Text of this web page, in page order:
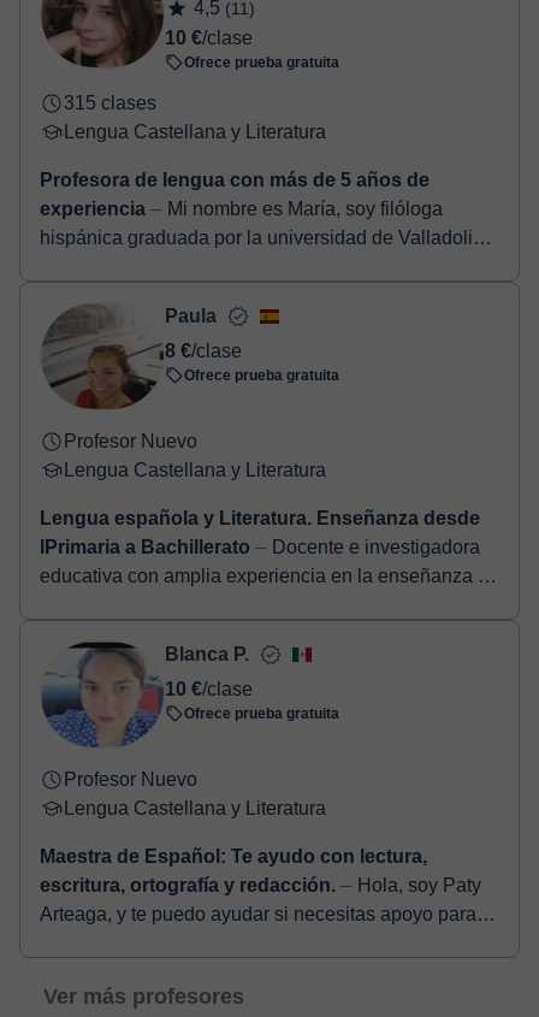
4,5 (11)
10 €/clase
Ofrece prueba gratuita
315 clases
Lengua Castellana y Literatura
Profesora de lengua con más de 5 años de
experiencia ⏤ Mi nombre es María, soy filóloga
hispánica graduada por la universidad de Valladolid y
Paula
8 €/clase
Ofrece prueba gratuita
Profesor Nuevo
Lengua Castellana y Literatura
Lengua española y Literatura. Enseñanza desde
lPrimaria a Bachillerato ⏤ Docente e investigadora
educativa con amplia experiencia en la enseñanza de
Blanca P.
10 €/clase
Ofrece prueba gratuita
Profesor Nuevo
Lengua Castellana y Literatura
Maestra de Español: Te ayudo con lectura,
escritura, ortografía y redacción. ⏤ Hola, soy Paty
Arteaga, y te puedo ayudar si necesitas apoyo para
Ver más profesores